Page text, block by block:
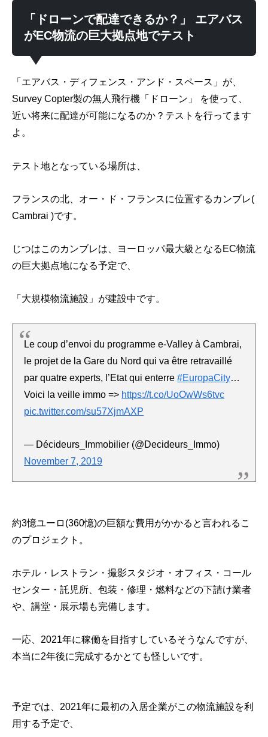
「ドローンで配達できるか？」 エアバス
がEC物流の巨大拠点地でテスト
「エアバス・ディフェンス・アンド・スペース」が、
Survey Copter製の無人飛行機「ドローン」 を使って、
近い将来に配達が可能になるのか？テストを行ってます
よ。
テスト地となっている場所は、
フランスの北、オー・ド・フランスに位置するカンブレ(
Cambrai )です。
じつはこのカンブレは、ヨーロッパ最大級となるEC物流
の巨大拠点地になる予定で、
「大規模物流施設」が建設中です。
Le coup d’envoi du programme e-Valley à Cambrai,
le projet de la Gare du Nord qui va être retravaillé
par quatre experts, l’Etat qui enterre#EuropaCity…
Voici la veille immo => https://t.co/UoOwWs6tvc
pic.twitter.com/su57XjmAXP
— Décideurs_Immobilier (@Decideurs_Immo)
November 7, 2019
約3憶ユーロ(360憶)の巨額な費用がかかると言われるこ
のプロジェクト。
ホテル・レストラン・撮影スタジオ・オフィス・コール
センター・託児所、包装・修理・燃料などの下請け業者
や、講堂・展示場も完備します。
一応、2021年に稼働を目指すしているそうなんですが、
本当に2年後に完成するかとても怪しいです。
予定では、2021年に最初の入居企業がこの物流施設を利
用する予定で、